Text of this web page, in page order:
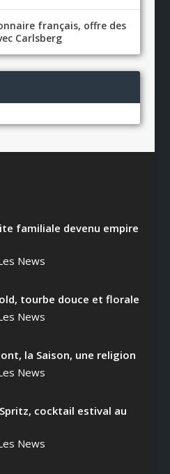
français, offre des
Carlsberg
familiale devenu empire
News
tourbe douce et florale
News
la Saison, une religion
News
cocktail estival au
News